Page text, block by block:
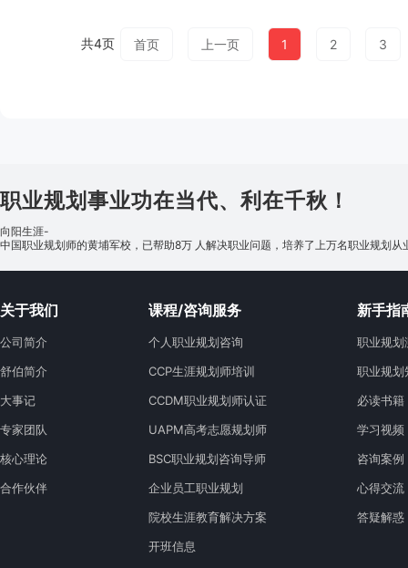
共4页 首页 上一页 1 2 3
职业规划事业功在当代、利在千秋！
向阳生涯-
中国职业规划师的黄埔军校，已帮助8万 人解决职业问题，培养了上万名职业规划从
关于我们
公司简介
舒伯简介
大事记
专家团队
核心理论
合作伙伴
课程/咨询服务
个人职业规划咨询
CCP生涯规划师培训
CCDM职业规划师认证
UAPM高考志愿规划师
BSC职业规划咨询导师
企业员工职业规划
院校生涯教育解决方案
开班信息
新手指
职业规划
职业规划
必读书籍
学习视频
咨询案例
心得交流
答疑解惑